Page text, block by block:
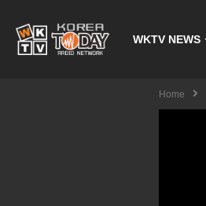
WKTV NEWS
Home